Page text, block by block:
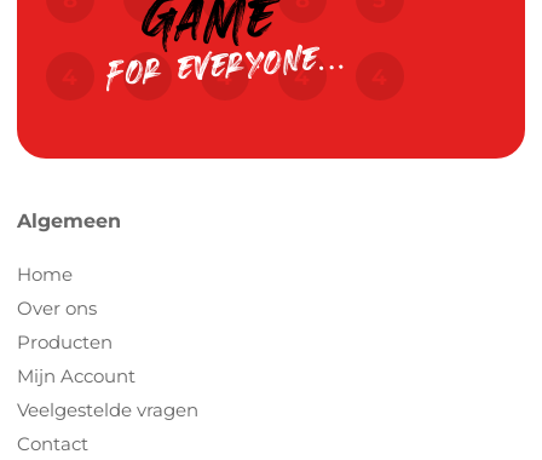
Algemeen
Home
Over ons
Producten
Mijn Account
Veelgestelde vragen
Contact